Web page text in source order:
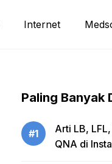
Internet
Paling Banyak
#1
Arti LB,
QNA di